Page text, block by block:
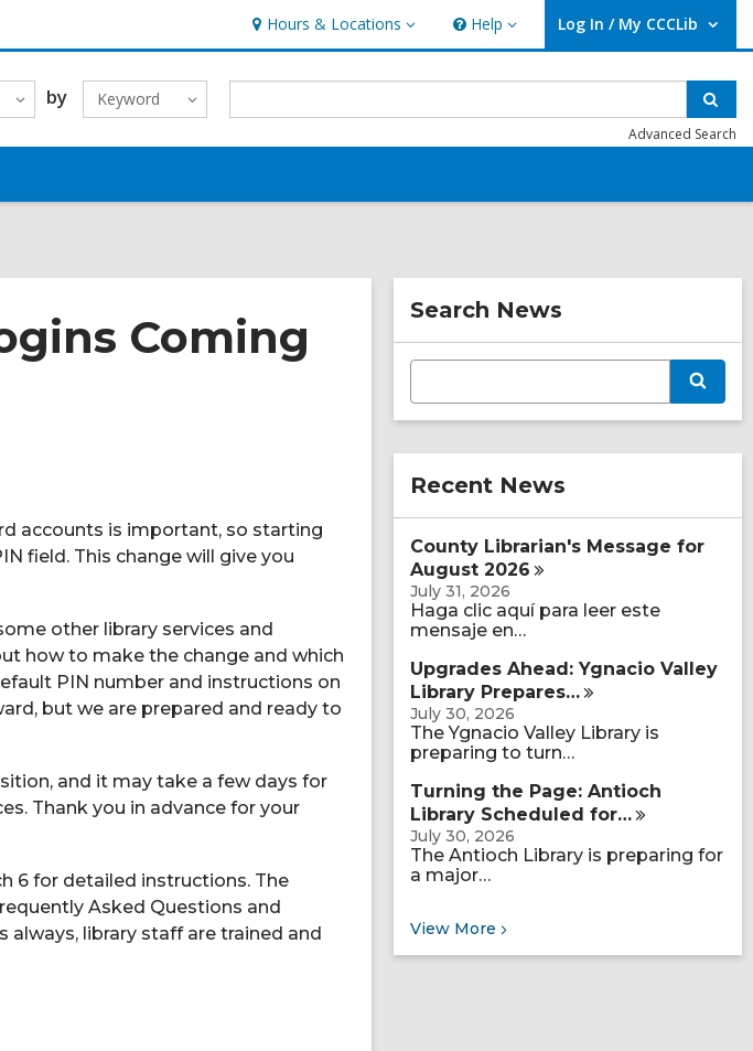
Hours & Locations
Hours
&
Locations
Help
Help Log In / My CCCLib
User Log In / My CCCLib.
by Keyword
Advanced Search
Coming
accounts is important, so starting
field. This change will give you
other library services and
how to make the change and which
PIN number and instructions on
but we are prepared and ready to
and it may take a few days for
Thank you in advance for your
6 for detailed instructions. The
Asked Questions and
library staff are trained and
Related
Information
Search News
E
t
e
c
u
y
e
a
c
Recent News
County Librarian's Message for
August 2026
July 31, 2026
Haga clic aquí para leer este
mensaje en…
Upgrades Ahead: Ygnacio Valley
Library Prepares…
July 30, 2026
The Ygnacio Valley Library is
preparing to turn…
Turning the Page: Antioch
Library Scheduled for…
July 30, 2026
The Antioch Library is preparing for
a major…
View More Recent News